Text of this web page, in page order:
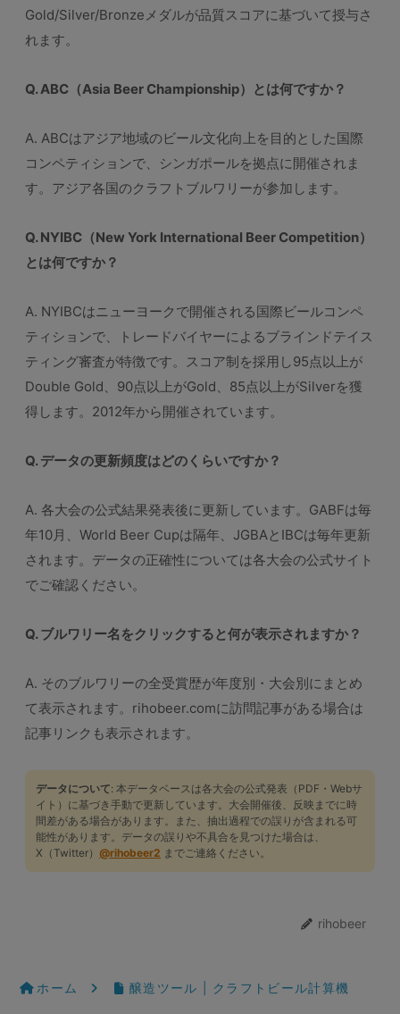
Gold/Silver/Bronzeメダルが品質スコアに基づいて授与さ
れます。
Q. ABC（Asia Beer Championship）とは何ですか？
A. ABCはアジア地域のビール文化向上を目的とした国際
コンペティションで、シンガポールを拠点に開催されま
す。アジア各国のクラフトブルワリーが参加します。
Q. NYIBC（New York International Beer Competition）
とは何ですか？
A. NYIBCはニューヨークで開催される国際ビールコンペ
ティションで、トレードバイヤーによるブラインドテイス
ティング審査が特徴です。スコア制を採用し95点以上が
Double Gold、90点以上がGold、85点以上がSilverを獲
得します。2012年から開催されています。
Q. データの更新頻度はどのくらいですか？
A. 各大会の公式結果発表後に更新しています。GABFは毎
年10月、World Beer Cupは隔年、JGBAとIBCは毎年更新
されます。データの正確性については各大会の公式サイト
でご確認ください。
Q. ブルワリー名をクリックすると何が表示されますか？
A. そのブルワリーの全受賞歴が年度別・大会別にまとめ
て表示されます。rihobeer.comに訪問記事がある場合は
記事リンクも表示されます。
データについて: 本データベースは各大会の公式発表（PDF・Webサ
イト）に基づき手動で更新しています。大会開催後、反映までに時
間差がある場合があります。また、抽出過程での誤りが含まれる可
能性があります。データの誤りや不具合を見つけた場合は、
X（Twitter） @rihobeer2 までご連絡ください。
rihobeer
ホーム 醸造ツール | クラフトビール計算機